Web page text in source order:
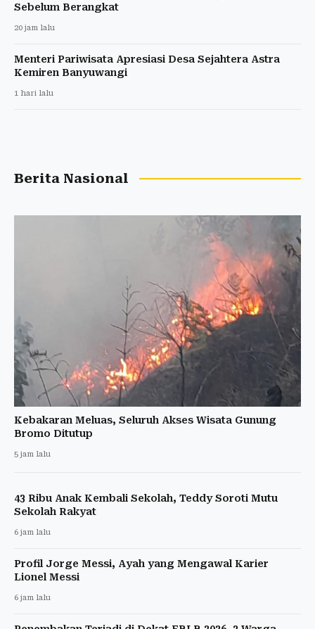
Sebelum Berangkat
20 jam lalu
Menteri Pariwisata Apresiasi Desa Sejahtera Astra
Kemiren Banyuwangi
1 hari lalu
Berita Nasional
Kebakaran Meluas, Seluruh Akses Wisata Gunung
Bromo Ditutup
5 jam lalu
43 Ribu Anak Kembali Sekolah, Teddy Soroti Mutu
Sekolah Rakyat
6 jam lalu
Profil Jorge Messi, Ayah yang Mengawal Karier
Lionel Messi
6 jam lalu